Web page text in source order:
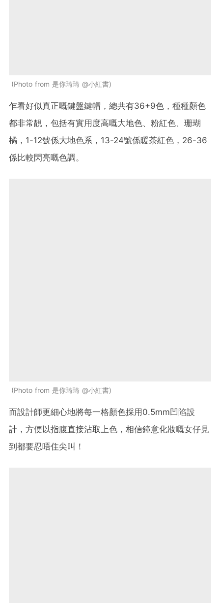
Photo from 是你琦琦 @小紅書
乍看好似真正嘅鍵盤鍵帽，總共有36+9色，種種顏色
都非常靚，包括有實用度高嘅大地色、粉紅色、珊瑚
橘，1-12號係大地色系，13-24號係暖茶紅色，26-36
係比較閃亮嘅色調。
Photo from 是你琦琦 @小紅書
而設計師更細心地將每一格顏色採用0.5mm凹陷設
計，方便以指腹直接沾取上色，相信鐘意化妝嘅女仔見
到都要忍唔住尖叫！